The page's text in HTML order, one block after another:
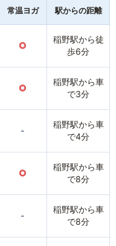
常温ヨガ 駅からの距離
○
稲野駅から徒
歩6分
○
稲野駅から車
で3分
-
稲野駅から車
で4分
○
稲野駅から車
で8分
-
稲野駅から車
で8分